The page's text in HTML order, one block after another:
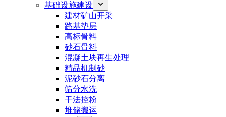
基础设施建设
建材矿山开采
路基垫层
高标骨料
砂石骨料
混凝土块再生处理
精品机制砂
泥砂石分离
筛分水洗
干法控粉
堆储搬运